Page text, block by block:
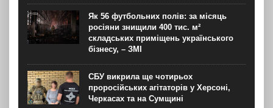
Як 56 футбольних полів: за місяць
росіяни знищили 400 тис. м²
складських приміщень українського
бізнесу, – ЗМІ
СБУ викрила ще чотирьох
проросійських агітаторів у Херсоні,
Черкасах та на Сумщині